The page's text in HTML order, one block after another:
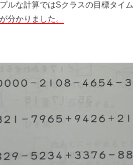
ルな計算ではSクラスの目標タイ
分かりました。